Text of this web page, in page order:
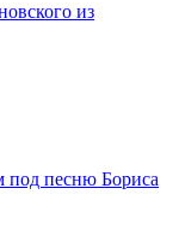
из
под песню Бориса